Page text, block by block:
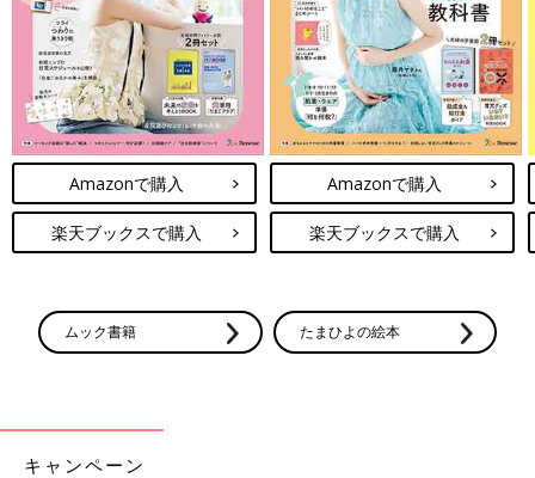
Amazonで購入
楽天ブックスで購入
Amazonで購入
楽天ブックスで購入
ムック書籍 たまひよの絵本
キャンペーン